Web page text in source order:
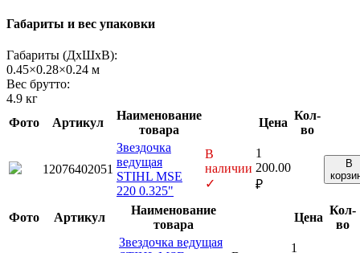
Габариты и вес упаковки
Габариты (ДхШхВ):
0.45×0.28×0.24 м
Вес брутто:
4.9 кг
Фото
Артикул
Наименование
товара
Цена
Кол-
во
12076402051
Звездочка
ведущая
STIHL MSE
220 0.325"
В
наличии
✓
1
200.00
₽
В
Фото Артикул
Наименование
товара
Цена
Кол-
во
Звездочка ведущая
1